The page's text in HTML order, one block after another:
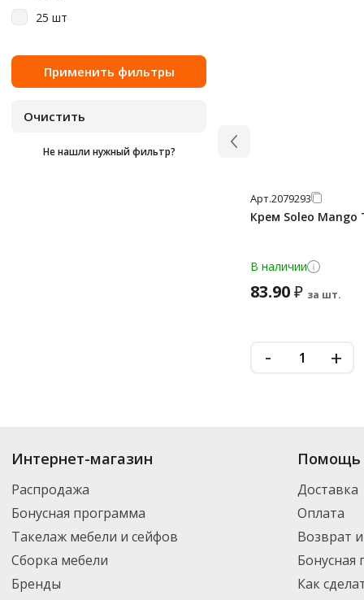
25 шт
Не нашли нужный фильтр?
Арт.2079293
Крем Soleo Mango
В наличии
83.90₽ за шт.
- +
Купить
. В
можете выбрать нужный товар и добавить его в корзину для
партнерской транспортной компанией DPD. Для постоянных
Интернет-магазин
Распродажа
Бонусная программа
Такелаж мебели и сейфов
Сборка мебели
Бренды
Помощь
Доставка
Оплата
Возврат
Бонусная
Как